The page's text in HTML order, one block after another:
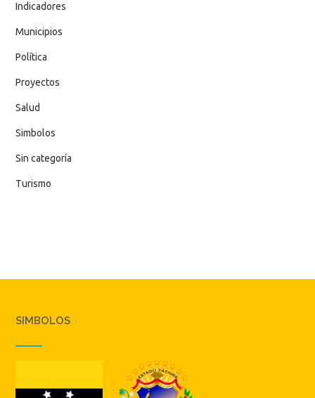
Indicadores
Municipios
Política
Proyectos
Salud
Simbolos
Sin categoría
Turismo
SIMBOLOS